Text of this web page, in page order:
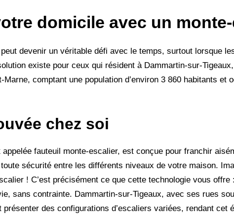
domicile avec un
devenir un véritable défi avec le temps, surtout lorsque
existe pour ceux qui résident à Dammartin-sur-
comptant une population d’environ 3 860 habitants et
chez soi
fauteuil monte-escalier, est conçue pour franchir
sécurité entre les différents niveaux de votre maison.
! C’est précisément ce que cette technologie vous
sans contrainte. Dammartin-sur-Tigeaux, avec ses rues
des configurations d’escaliers variées, rendant cet